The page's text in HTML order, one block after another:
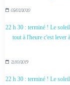
05/02/2020
22 h 30 : terminé ! Le
tout à l'heure c'est
21/10/2019
22 h 30 : terminé ! Le